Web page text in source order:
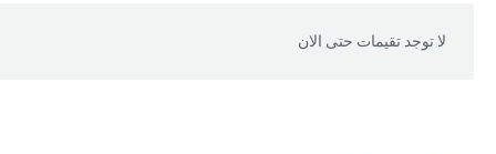
لا توجد تقيمات حتى الان